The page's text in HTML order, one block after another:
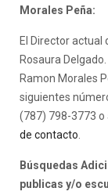
Morales Peña:
El Director actual
Rosaura
Ramon Morales
siguientes
(787) 798-3773
de contacto
Búsquedas
publicas y/o